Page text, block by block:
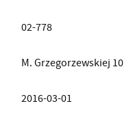
02-778
M. Grzegorzewskiej 10
2016-03-01